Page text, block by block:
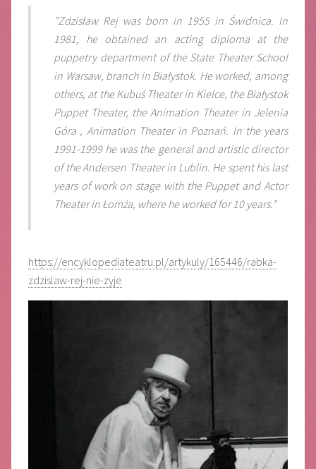
"Zdzisław Rej was born in 1955 in Świdnica. In
1981, he obtained an acting diploma at the
puppetry department of the State Theater School
in Warsaw, branch in Białystok. He worked, among
others, at the Kubuś Theater in Kielce, the Białystok
Puppet Theater, the Animation Theater in Jelenia
Góra , Animation Theater in Poznań. In the years
1991-1999 he was the general and artistic director
of the Andersen Theater in Lublin. He spent his last
years of work on stage with the Puppet and Actor
Theater in Łomża, where he worked for 10 years."
https://encyklopediateatru.pl/artykuly/165446/rabka-
zdzislaw-rej-nie-zyje